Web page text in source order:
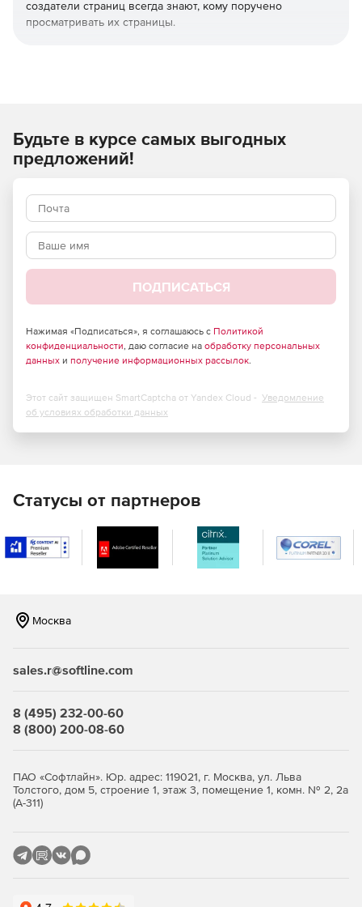
создатели страниц всегда знают, кому поручено
просматривать их страницы.
контроль свой контент, внедрив процессы
согласования в Confluence.
Общение.Уведомления о согласовании можно
увидеть в Confluence или получить ь по электронной
почте, что позволяет быть в курсе состояния своего
контента.
Будьте в курсе самых выгодных
предложений!
ПОДПИСАТЬСЯ
Нажимая «Подписаться», я соглашаюсь с Политикой
конфиденциальности, даю согласие на обработку персональных
данных и получение информационных рассылок.
Этот сайт защищен SmartCaptcha от Yandex Cloud - Уведомление
об условиях обработки данных
Статусы от партнеров
Москва
sales.r@softline.com
8 (495) 232-00-60
8 (800) 200-08-60
ПАО «Софтлайн». Юр. адрес: 119021, г. Москва, ул. Льва
Толстого, дом 5, строение 1, этаж 3, помещение 1, комн. № 2, 2а
(А-311)